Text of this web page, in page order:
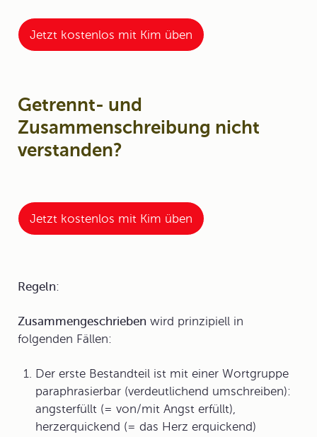
Jetzt kostenlos mit Kim üben
Getrennt- und
Zusammenschreibung nicht
verstanden?
Jetzt kostenlos mit Kim üben
Regeln:
Zusammengeschrieben wird prinzipiell in
folgenden Fällen:
Der erste Bestandteil ist mit einer Wortgruppe
paraphrasierbar (verdeutlichend umschreiben):
angsterfüllt (= von/mit Angst erfüllt),
herzerquickend (= das Herz erquickend)